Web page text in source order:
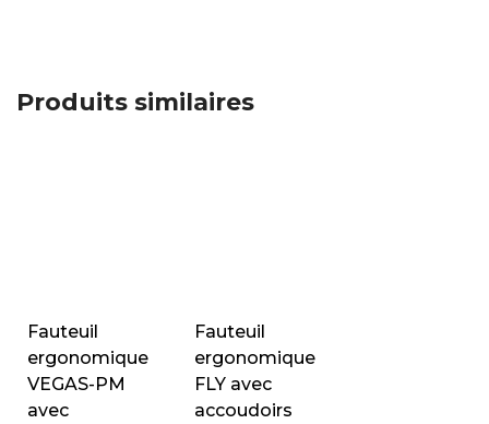
Produits similaires
Fauteuil
ergonomique
VEGAS-PM
avec
Fauteuil
ergonomique
FLY avec
accoudoirs